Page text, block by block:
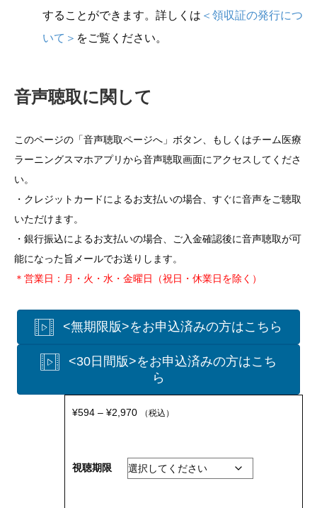
することができます。詳しくは ＜領収証の発行につ
いて＞ をご覧ください。
音声聴取に関して
このページの「音声聴取ページへ」ボタン、もしくはチーム医療
ラーニングスマホアプリから音声聴取画面にアクセスしてくださ
い。
・クレジットカードによるお支払いの場合、すぐに音声をご聴取
いただけます。
・銀行振込によるお支払いの場合、ご入金確認後に音声聴取が可
能になった旨メールでお送りします。
＊営業日：月・火・水・金曜日（祝日・休業日を除く）
<無期限版>をお申込済みの方はこちら
<30日間版>をお申込済みの方はこち
ら
¥594 – ¥2,970価
¥594
（税込）
視聴期限